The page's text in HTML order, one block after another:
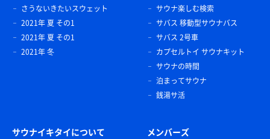
さうないきたいスウェット
2021年 夏 その1
2021年 夏 その1
2021年 冬
サウナ楽しむ検索
サバス 移動型サウナバス
サバス 2号車
カプセルトイ サウナキット
サウナの時間
泊まってサウナ
銭湯サ活
サウナイキタイについて メンバーズ